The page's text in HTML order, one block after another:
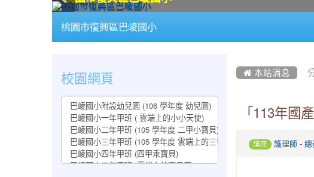
桃園市復興區巴崚國小
 本站消息
「113年國
講座 護理師- 總
校園網頁